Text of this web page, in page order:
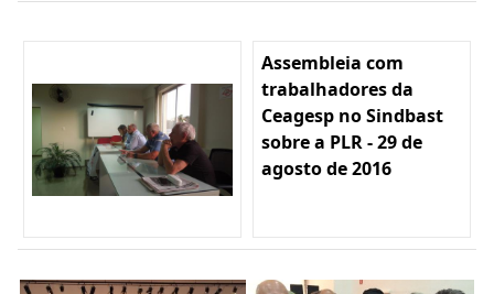
Assembleia com
trabalhadores da
Ceagesp no Sindbast
sobre a PLR - 29 de
agosto de 2016